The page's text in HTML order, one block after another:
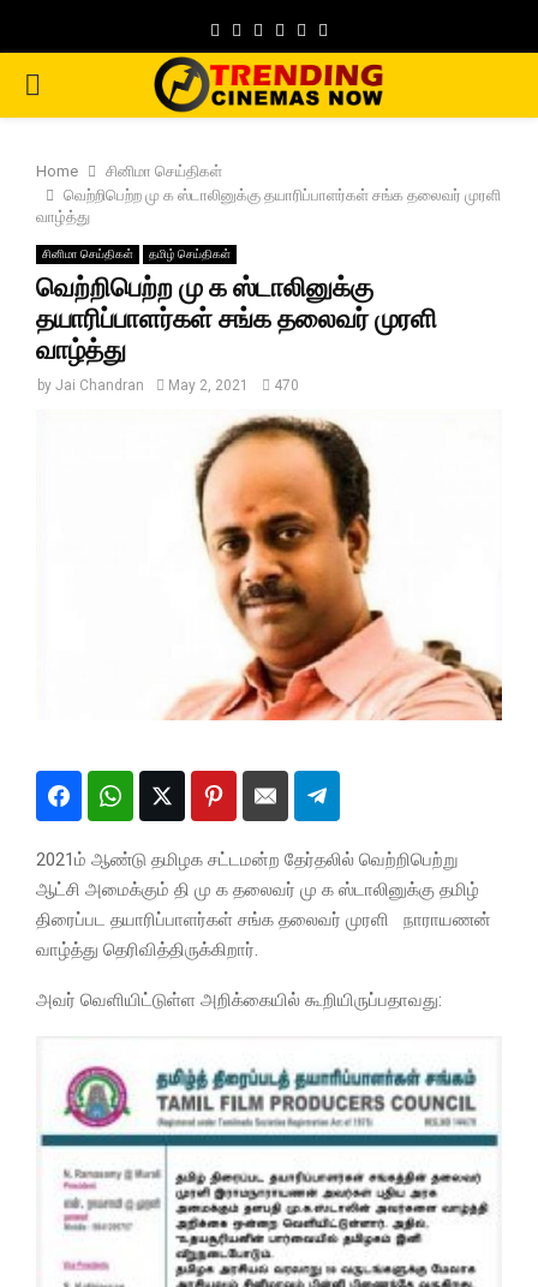
Facebook
TwitterInstagram
Pinterest
Google
PRIMARY
Home
சினிமா செய்திகள்
வெற்றிபெற்ற மு க ஸ்டாலினுக்கு தயாரிப்பாளர்கள் சங்க தலைவர் முரளி
வாழ்த்து
சினிமா செய்திகள் தமிழ் செய்திகள்
வெற்றிபெற்ற மு க ஸ்டாலினுக்கு
தயாரிப்பாளர்கள் சங்க தலைவர் முரளி
வாழ்த்து
by Jai Chandran May 2, 2021 470
2021ம் ஆண்டு தமிழக சட்டமன்ற தேர்தலில் வெற்றிபெற்று
ஆட்சி அமைக்கும் தி மு க தலைவர் மு க ஸ்டாலினுக்கு தமிழ்
திரைப்பட தயாரிப்பாளர்கள் சங்க தலைவர் முரளி நாராயணன்
வாழ்த்து தெரிவித்திருக்கிறார்.
அவர் வெளியிட்டுள்ள அறிக்கையில் கூறியிருப்பதாவது: